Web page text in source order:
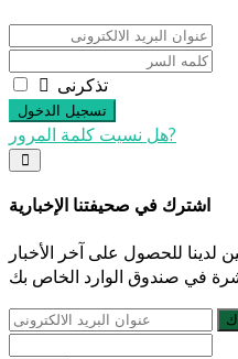
تذكرنى
تسجيل الدخول
هل نسيت كلمة المرور?
اشترك في صحيفتنا الإخبارية
لدينا للحصول على آخر الأخبار
في صندوق الوارد الخاص بك